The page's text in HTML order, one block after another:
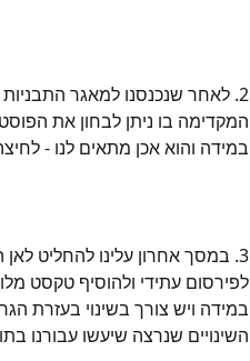
2. לאחר שנכנסנו למאגר
המקדימה בו ניתן לבחון את
במידה והוא אכן מתאים לנו -
3. במסך אחרון עלינו להחליט
לפירסום עתידי ולהוסיף טקסט
במידה ויש צורך בשינוי בעזרת
השינויים שנרצה שיעשו עבורנו